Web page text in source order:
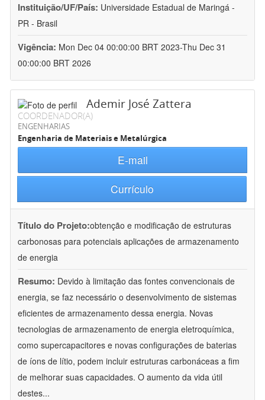
Instituição/UF/País: Universidade Estadual de Maringá -
PR - Brasil
Vigência: Mon Dec 04 00:00:00 BRT 2023-Thu Dec 31
00:00:00 BRT 2026
Ademir José Zattera
COORDENADOR(A)
ENGENHARIAS
Engenharia de Materiais e Metalúrgica
E-mail
Currículo
Título do Projeto:obtenção e modificação de estruturas
carbonosas para potenciais aplicações de armazenamento
de energia
Resumo: Devido à limitação das fontes convencionais de
energia, se faz necessário o desenvolvimento de sistemas
eficientes de armazenamento dessa energia. Novas
tecnologias de armazenamento de energia eletroquímica,
como supercapacitores e novas configurações de baterias
de íons de lítio, podem incluir estruturas carbonáceas a fim
de melhorar suas capacidades. O aumento da vida útil
destes...